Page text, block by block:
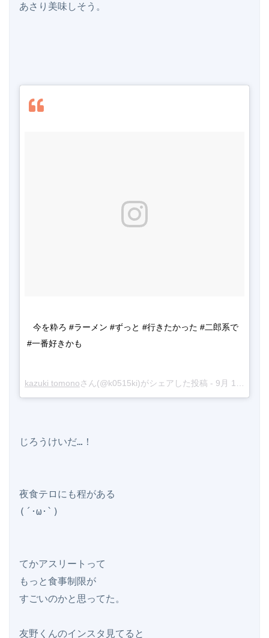
あさり美味しそう。
今を粋ろ #ラーメン #ずっと #行きたかった #二郎系で
#一番好きかも
kazuki tomonoさん(@k0515ki)がシェアした投稿 - 9月 19, 2017 at 8:19午後 PDT
じろうけいだ…！
夜食テロにも程がある
(´･ω･`)
てかアスリートって
もっと食事制限が
すごいのかと思ってた。
友野くんのインスタ見てると